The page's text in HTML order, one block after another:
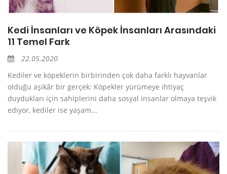
Kedi İnsanları ve Köpek İnsanları Arasındaki
11 Temel Fark
22.05.2020
Kediler ve köpeklerin birbirinden çok daha farklı hayvanlar
olduğu aşikâr bir gerçek: Köpekler yürümeye ihtiyaç
duydukları için sahiplerini daha sosyal insanlar olmaya teşvik
ediyor, kediler ise yaşam...